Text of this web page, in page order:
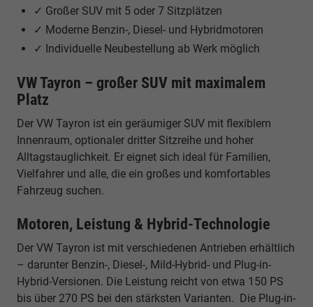
✓ Großer SUV mit 5 oder 7 Sitzplätzen
✓ Moderne Benzin-, Diesel- und Hybridmotoren
✓ Individuelle Neubestellung ab Werk möglich
VW Tayron – großer SUV mit maximalem
Platz
Der VW Tayron ist ein geräumiger SUV mit flexiblem
Innenraum, optionaler dritter Sitzreihe und hoher
Alltagstauglichkeit. Er eignet sich ideal für Familien,
Vielfahrer und alle, die ein großes und komfortables
Fahrzeug suchen.
Motoren, Leistung & Hybrid-Technologie
Der VW Tayron ist mit verschiedenen Antrieben erhältlich
– darunter Benzin-, Diesel-, Mild-Hybrid- und Plug-in-
Hybrid-Versionen. Die Leistung reicht von etwa 150 PS
bis über 270 PS bei den stärksten Varianten. Die Plug-in-